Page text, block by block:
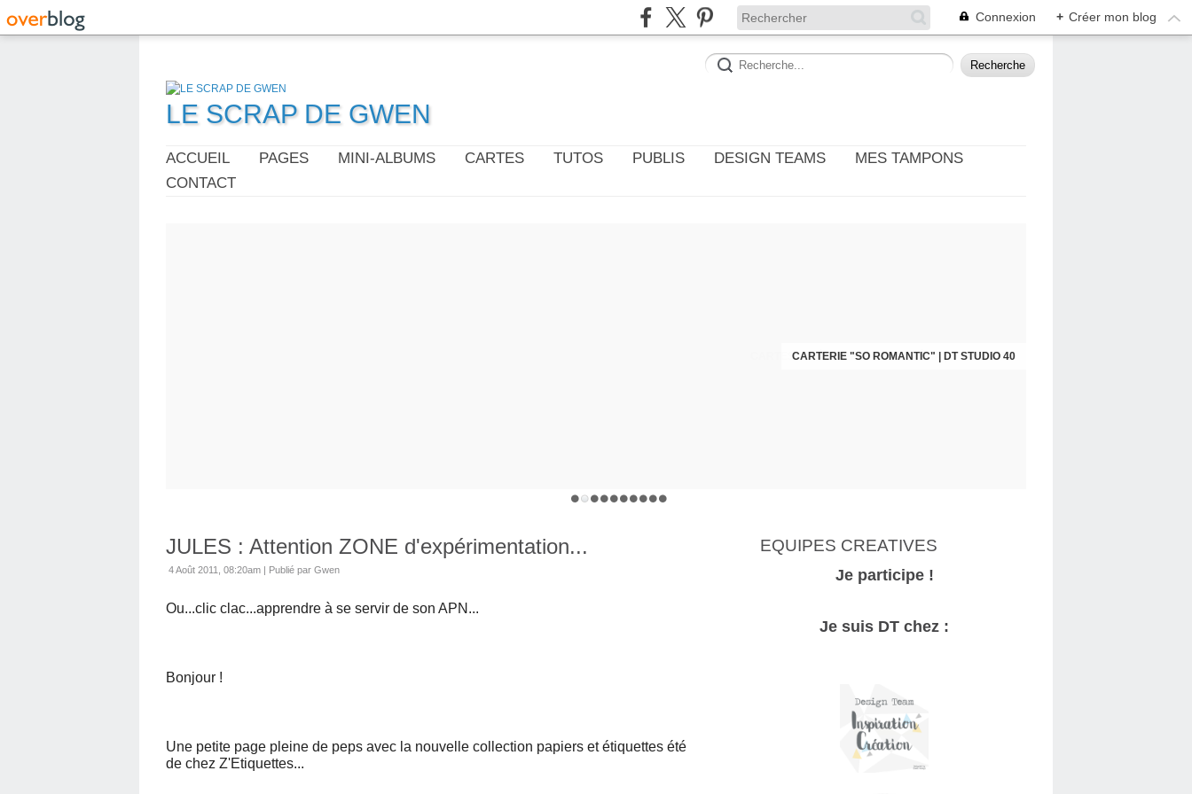
Connexion + Créer mon blog
LE SCRAP DE GWEN
ACCUEIL PAGES MINI-ALBUMS CARTES TUTOS PUBLIS DESIGN TEAMS
MES TAMPONS
CONTACT
CARTERIE "SO ROMANTIC" | DT STUDIO 40
CARTES : THÈME PHOTO ET CINÉMA | DT DIY & CIE
JULES : Attention ZONE d'expérimentation...
4 Août 2011, 08:20am | Publié par Gwen
Ou...clic clac...apprendre à se servir de son APN...
Bonjour !
Une petite page pleine de peps avec la nouvelle collection papiers et étiquettes été
de chez Z'Etiquettes...
EQUIPES CREATIVES
Je participe !
Je suis DT chez :